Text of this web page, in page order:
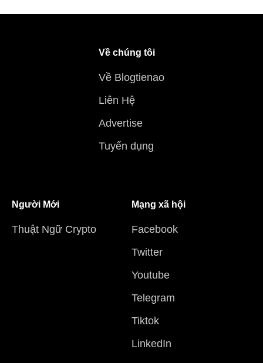
Về chúng tôi
Về Blogtienao
Liên Hệ
Advertise
Tuyển dụng
Người Mới
Thuật Ngữ Crypto
Mạng xã hội
Facebook
Twitter
Youtube
Telegram
Tiktok
LinkedIn